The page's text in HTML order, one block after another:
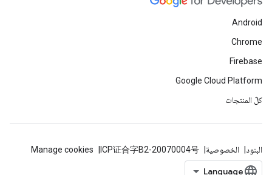
Android
Chrome
Firebase
Google Cloud Platform
كلّ المنتجات
البنود الخصوصية ICP证合字B2-20070004号
Manage cookies